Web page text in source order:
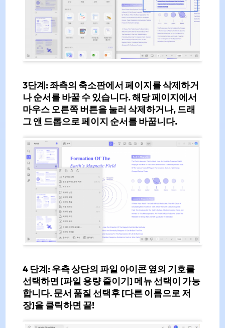
3단계:좌측의 축소판에서 페이지를 삭제하거
나순서를 바꿀 수있습니다. 해당 페이지에서
마우스 오른쪽 버튼을 눌러 삭제하거나, 드래
그 앤 드롭으로 페이지 순서를 바꿉니다.
4 단계:우측 상단의 파일 아이콘 옆의 기호를
선택하면 [파일 용량 줄이기]메뉴 선택이 가능
합니다.문서 품질 선택후[다른 이름으로 저
장]을 클릭하면 끝!